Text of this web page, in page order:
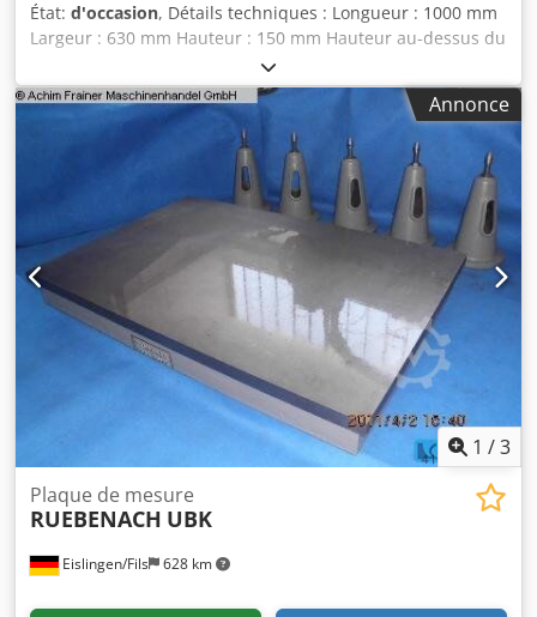
État: d'occasion, Détails techniques : Longueur : 1000 mm
Largeur : 630 mm Hauteur : 150 mm Hauteur au-dessus du
sol : 890 mm Poids de la machine env. : 250 kg Djdpjzb Ux
Ajfx Ai Tjck Encombrement env. : 2,5 m x 2,2 m Plaque de
granit 1000 x 630 Wenzel avec petits éclats sur les bords –
voir photos ! Une plaque de mesure en granit WENZEL de
dimensions 1000 x 630 mm (épaisseur généralement 150
mm) est un moyen de contrôle de haute précision en
pierre naturelle dure. Le fabricant WENZEL Metrology est
mondialement reconnu pour ses plaques de roche dure
foncée extrêmement stables, qui servent de surface de
référence sans contrainte dans la salle de métrologie.
Annonce
1 /3
Eislingen/Fils 628 km
Plaque de mesure
RUEBENACH UBK